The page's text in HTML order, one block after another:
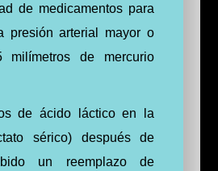
de medicamentos para
presión arterial mayor o
de mercurio
de ácido láctico en la
sérico) después de
un reemplazo de